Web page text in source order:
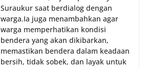
Suraukur saat berdialog dengan
warga.‎‎Ia juga menambahkan agar
warga memperhatikan kondisi
bendera yang akan dikibarkan,
memastikan bendera dalam keadaan
bersih, tidak sobek, dan layak untuk